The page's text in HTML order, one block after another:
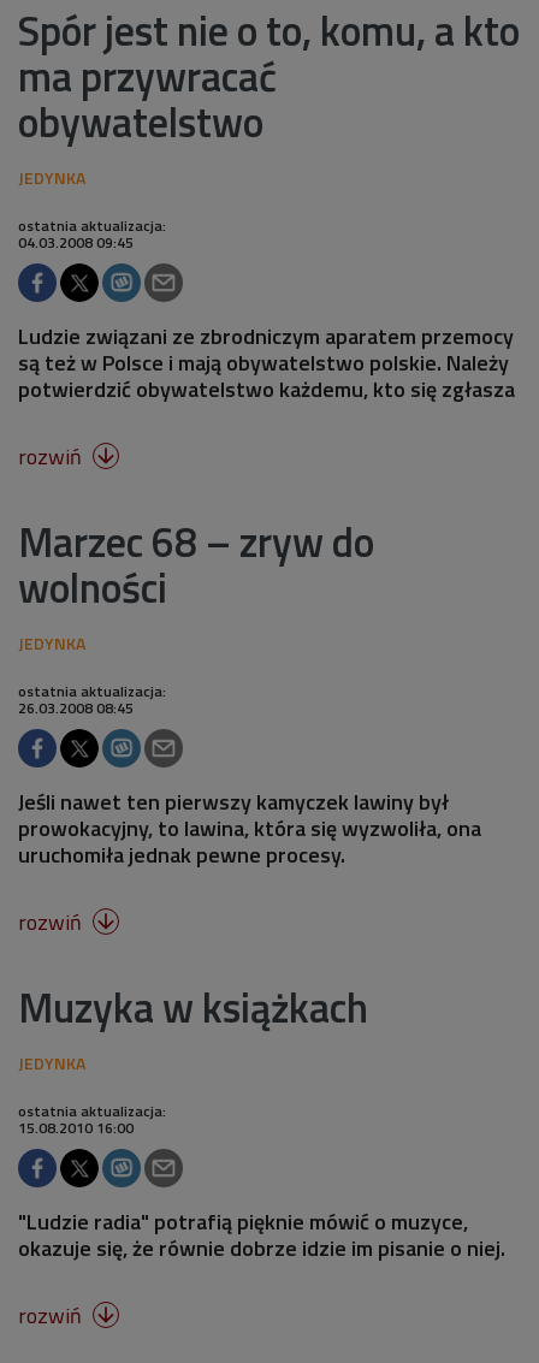
Spór jest nie o to, komu, a kto
ma przywracać
obywatelstwo
ostatnia aktualizacja:
04.03.2008 09:45
Ludzie związani ze zbrodniczym aparatem przemocy
są też w Polsce i mają obywatelstwo polskie. Należy
potwierdzić obywatelstwo każdemu, kto się zgłasza
rozwiń 
Marzec 68 – zryw do
wolności
ostatnia aktualizacja:
26.03.2008 08:45
Jeśli nawet ten pierwszy kamyczek lawiny był
prowokacyjny, to lawina, która się wyzwoliła, ona
uruchomiła jednak pewne procesy.
rozwiń 
Muzyka w książkach
ostatnia aktualizacja:
15.08.2010 16:00
"Ludzie radia" potrafią pięknie mówić o muzyce,
okazuje się, że równie dobrze idzie im pisanie o niej.
rozwiń 